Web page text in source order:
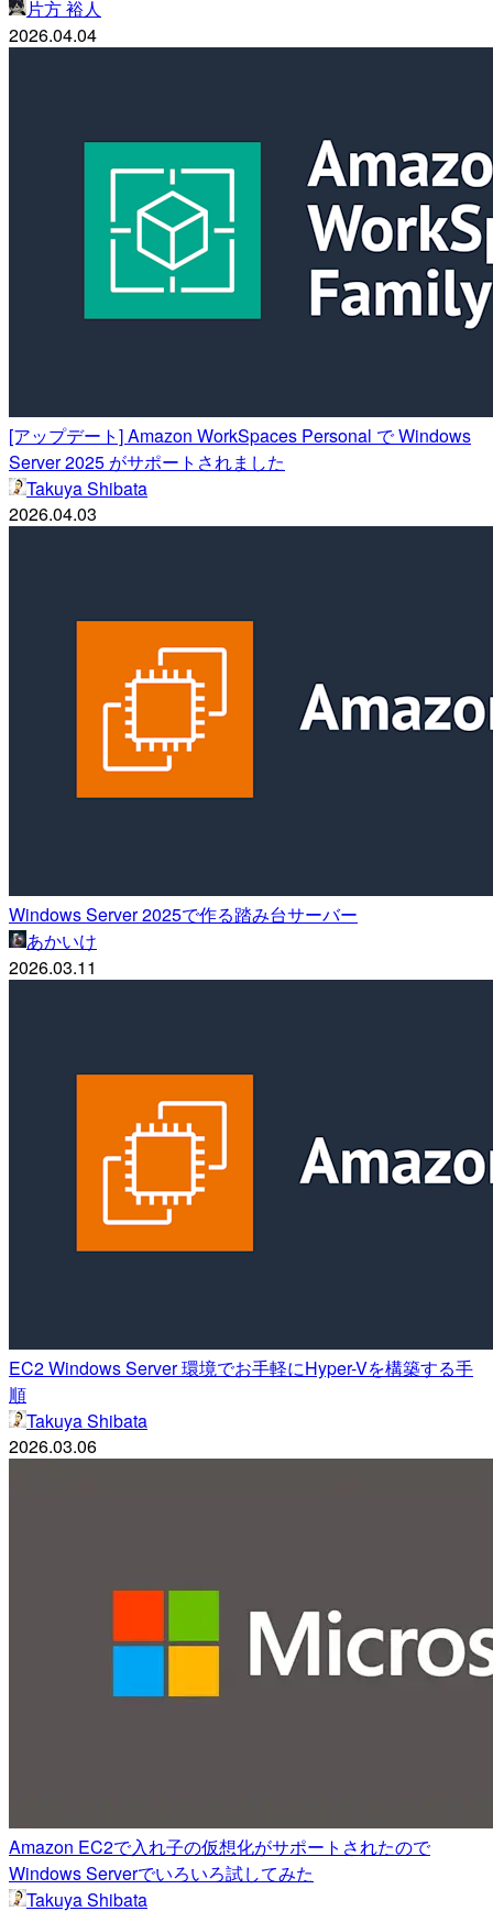
片方 裕人
2026.04.04
[アップデート] Amazon WorkSpaces Personal で Windows
Server 2025 がサポートされました
Takuya Shibata
2026.04.03
Windows Server 2025で作る踏み台サーバー
あかいけ
2026.03.11
EC2 Windows Server 環境でお手軽にHyper-Vを構築する手
順
Takuya Shibata
2026.03.06
Amazon EC2で入れ子の仮想化がサポートされたので
Windows Serverでいろいろ試してみた
Takuya Shibata